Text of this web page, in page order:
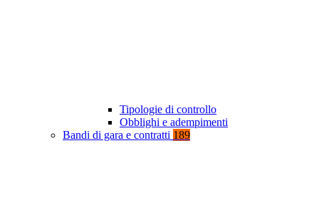
Tipologie di controllo
Obblighi e adempimenti
Bandi di gara e contratti 189